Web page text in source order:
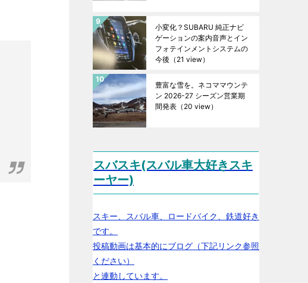
小変化？SUBARU 純正ナビ
ゲーションの案内音声とイン
フォテインメントシステムの
今後 （21 view）
豊富な雪を。ネコママウンテ
ン 2026-27 シーズン営業期
間発表 （20 view）
スバスキ(スバル車大好きスキ
ーヤー)
スキー、スバル車、ロードバイク、鉄道好き
です。
投稿動画は基本的にブログ（下記リンク参照
ください）
と連動しています。